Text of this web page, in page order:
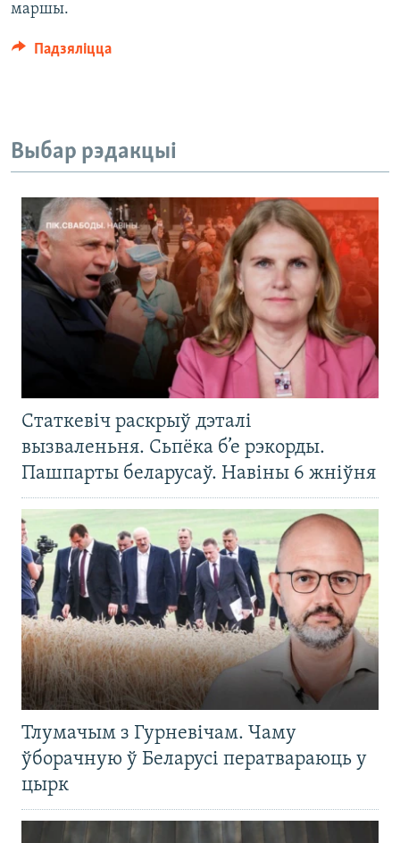
маршы.
Падзяліцца
Выбар рэдакцыі
Статкевіч раскрыў дэталі
вызваленьня. Сьпёка б’е рэкорды.
Пашпарты беларусаў. Навіны 6 жніўня
Тлумачым з Гурневічам. Чаму
ўборачную ў Беларусі ператвараюць у
цырк